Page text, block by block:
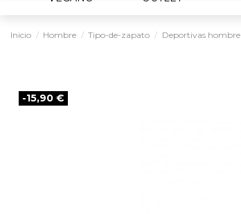
Inicio Hombre Tipo-de-zapato Deportivas hombre
-15,90 €